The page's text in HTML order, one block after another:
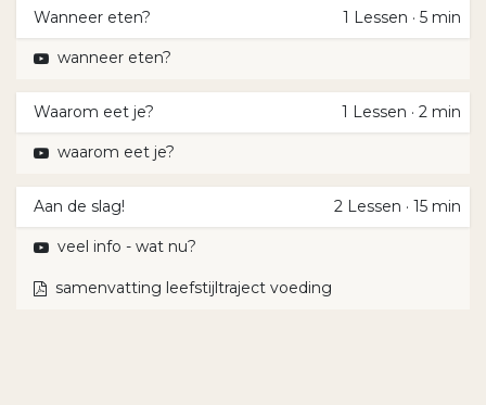
Wanneer eten? 1 Lessen · 5 min
wanneer eten?
Waarom eet je? 1 Lessen · 2 min
waarom eet je?
Aan de slag! 2 Lessen · 15 min
veel info - wat nu?
samenvatting leefstijltraject voeding